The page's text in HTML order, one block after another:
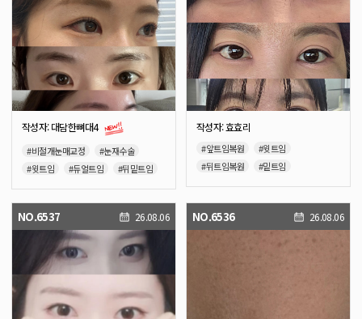
작성자: 대담한뼈대4
#비절개눈매교정
#눈재수술
#윗트임
#듀얼트임
#뒤밑트임
#뒤트임
#밑트임
작성자: 효효리
#앞트임복원
#윗트임
#뒤트임복원
#밑트임
NO.6537 26.08.06 NO.6536 26.08.06